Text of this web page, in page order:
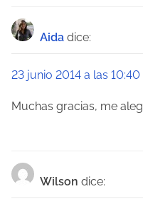
a
a
s
Aida dice:
23 junio 2014 a las 10:40
Muchas gracias, me
Wilson dice: